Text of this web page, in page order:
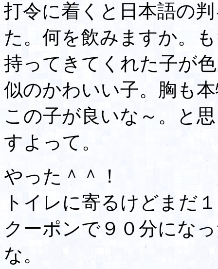
打令に着くと日本語の
た。何を飲みますか。
持ってきてくれた子が
似のかわいい子。胸も
この子が良いな～。と
すよって。
やった＾＾！
トイレに寄るけどまだ
クーポンで９０分にな
な。